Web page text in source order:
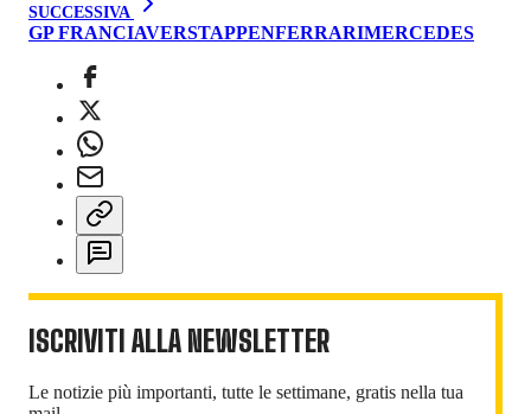
SUCCESSIVA
GP FRANCIAVERSTAPPENFERRARIMERCEDES
ISCRIVITI ALLA NEWSLETTER
Le notizie più importanti, tutte le settimane, gratis nella tua